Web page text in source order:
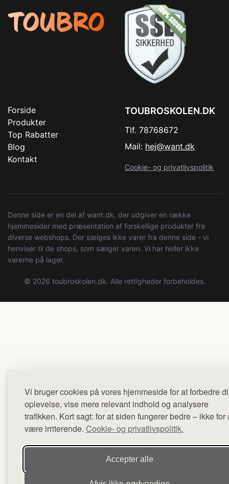
Vi bruger cookies på vores hjemmeside for at forbedre
oplevelse, vise mere relevant indhold og analysere
trafikken. Kort sagt: for at siden fungerer bedre – ikke for
være irriterende. Cookie- og privatlivspolitik.
Accepter alle
Forside
Produkter
Top Rabatter
Blog
Kontakt
TOUBROSKOLEN.DK
Tlf. 78768672
Mail: hej@want.dk
Cookie- og privatlivspolitik
Denne side er en del af want.dk, der udgiver en række
hjemmesider med præsentation af forskellige produkter fra
diverse webshops. Der sælges ikke varer fra denne side - vi
henviser til de shops, som sælger varen. Vi har heller ikke
varerne på lager.
© 2026 toubroskolen.dk. Alle rettigheder forbeholdes.